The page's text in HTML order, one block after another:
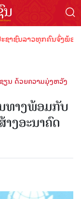
າຊົນລາວທຸກຄົນຈົ່ງພ້ອມ
ຽນ ດ້ວຍ​ຄວາມ​ມຸ່ງ​ຫວັງ​
ທາງ​ພ້ອມ​ກັບ
ງ​ອະ​ນາ​ຄົດ